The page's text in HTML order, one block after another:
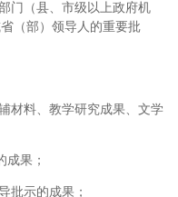
门（县、市级以上政府机
（部）领导人的重要批
材料、教学研究成果、文学
果；
批示的成果；